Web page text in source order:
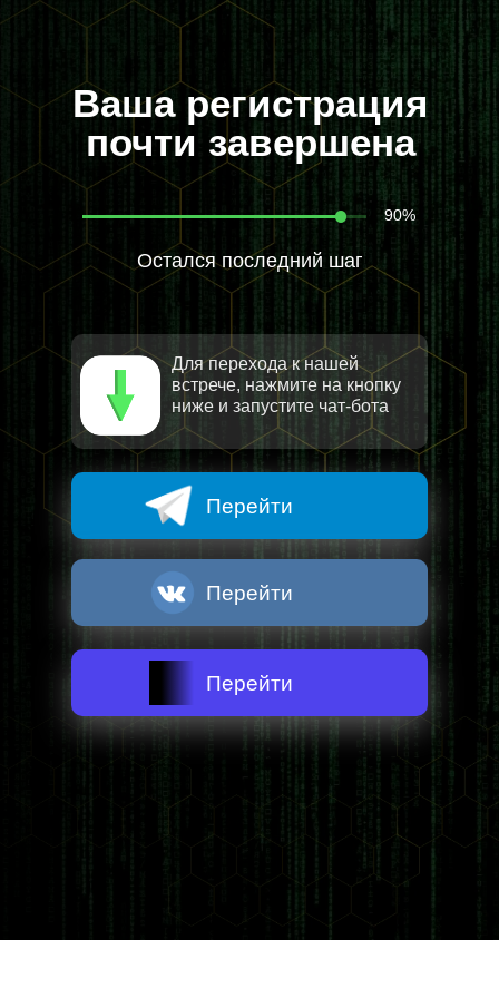
Ваша регистрация
почти завершена
Остался последний шаг
90%
Перейти
Перейти
Перейти
Для перехода к нашей
встрече, нажмите на кнопку
ниже и запустите чат-бота